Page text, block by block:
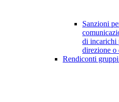
Sanzioni
di incarichi
direzione o
Rendiconti